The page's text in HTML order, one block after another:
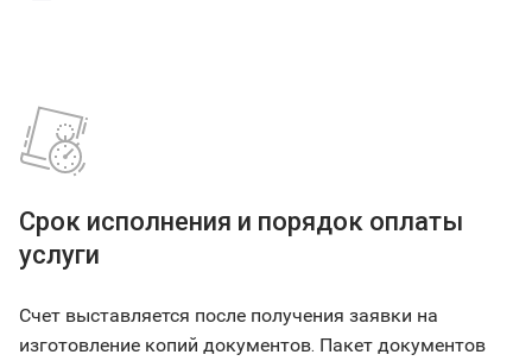
Срок исполнения и порядок оплаты
услуги
Счет выставляется после получения заявки на
изготовление копий документов. Пакет документов